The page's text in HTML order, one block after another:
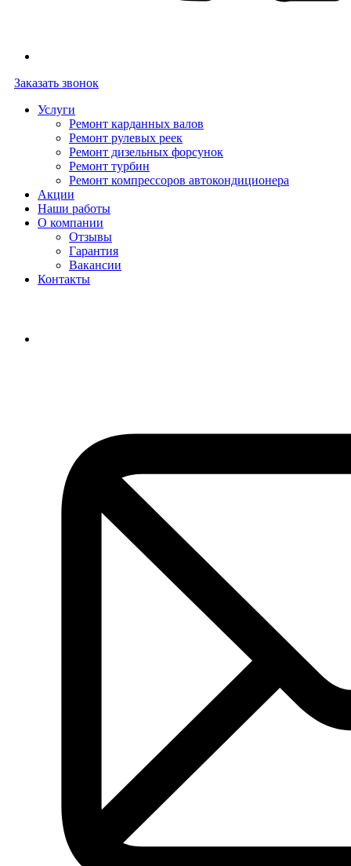
Заказать звонок
Услуги
Ремонт карданных валов
Ремонт рулевых реек
Ремонт дизельных форсунок
Ремонт турбин
Ремонт компрессоров автокондиционера
Акции
Наши работы
О компании
Отзывы
Гарантия
Вакансии
Контакты